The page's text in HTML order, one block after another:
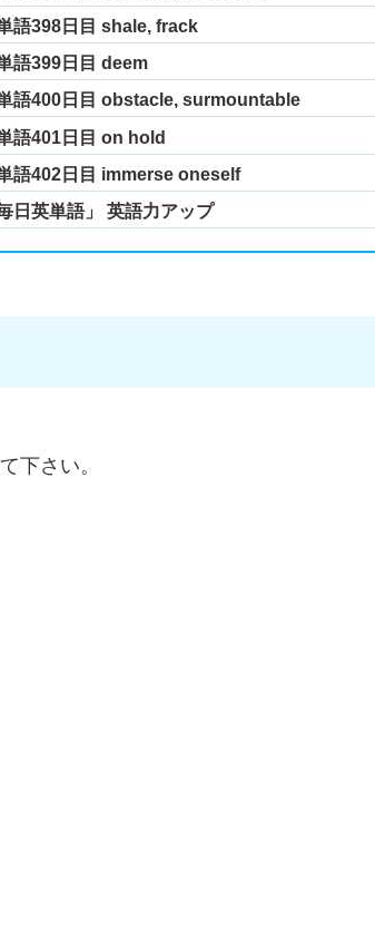
語398日目 shale, frack
語399日目 deem
語400日目 obstacle, surmountable
語401日目 on hold
語402日目 immerse oneself
毎日英単語」 英語力アップ
下さい。